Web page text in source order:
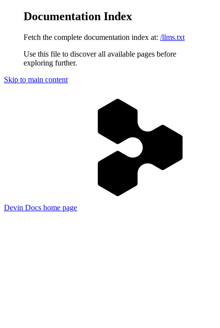
Documentation Index
Fetch the complete documentation index at: /llms.txt
Use this file to discover all available pages before
exploring further.
Skip to main content
Devin Docs home page